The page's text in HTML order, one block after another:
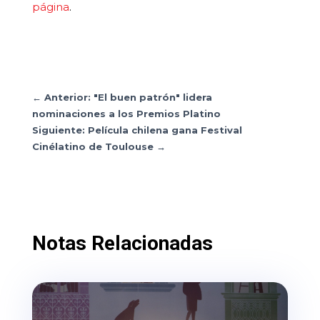
página.
← Anterior: "El buen patrón" lidera
nominaciones a los Premios Platino
Siguiente: Película chilena gana Festival
Cinélatino de Toulouse→
Notas Relacionadas